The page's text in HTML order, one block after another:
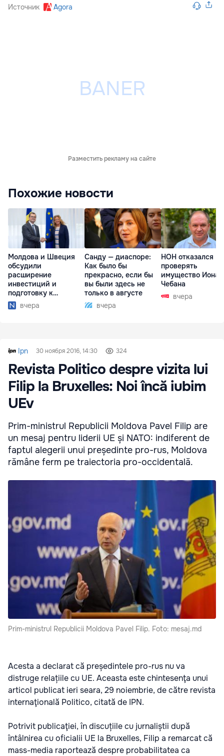
Источник Agora
Разместить рекламу на сайте
Похожие новости
Молдова и Швеция
обсудили
расширение
инвестиций и
подготовку к
отопительному
сезону
вчера
Санду — диаспоре:
Как было бы
прекрасно, если бы
вы были здесь не
только в августе
вчера
НОН отказался
проверять
имущество Иона
Чебана
вчера
Ipn 30 ноября 2016, 14:30 324
Revista Politico despre vizita lui
Filip la Bruxelles: Noi încă iubim
UEv
Prim-ministrul Republicii Moldova Pavel Filip are
un mesaj pentru liderii UE și NATO: indiferent de
faptul alegerii unui președinte pro-rus, Moldova
rămâne ferm pe traiectoria pro-occidentală.
Prim-ministrul Republicii Moldova Pavel Filip. Foto: mesaj.md
Acesta a declarat că președintele pro-rus nu va
distruge relațiile cu UE. Aceasta este chintesenţa unui
articol publicat ieri seara, 29 noiembrie, de către revista
internaţională Politico, citată de IPN.
Potrivit publicaţiei, în discuțiile cu jurnaliștii după
întâlnirea cu oficialii UE la Bruxelles, Filip a remarcat că
mass-media raportează despre probabilitatea ca